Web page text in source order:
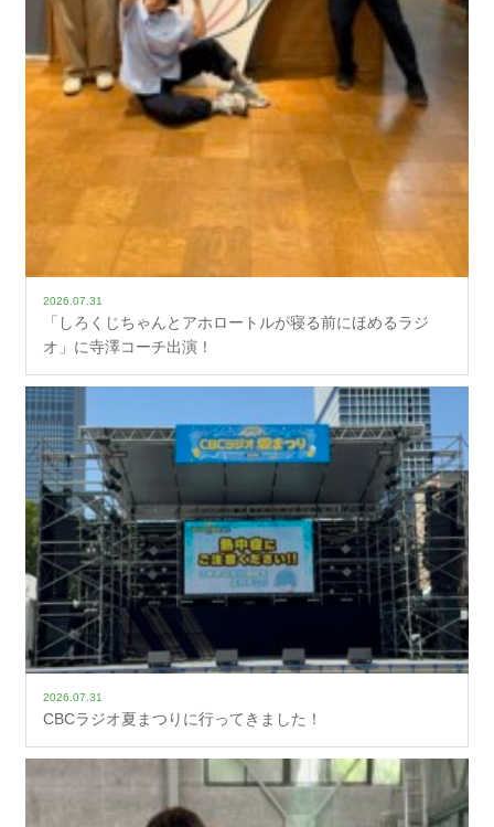
2026.07.31
「しろくじちゃんとアホロートルが寝る前にほめるラジ
オ」に寺澤コーチ出演！
2026.07.31
CBCラジオ夏まつりに行ってきました！